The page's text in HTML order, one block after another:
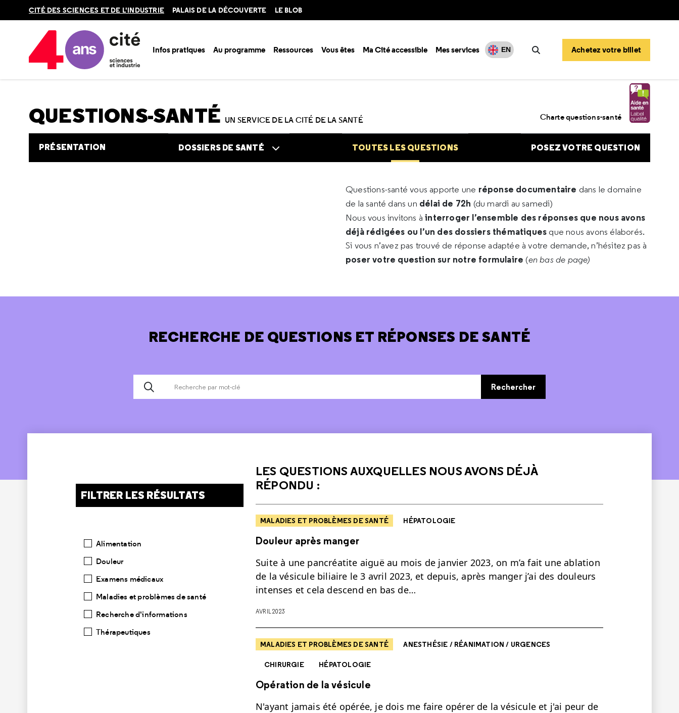
en
CITÉ DES SCIENCES ET DE L'INDUSTRIE PALAIS DE LA DÉCOUVERTE LE BLOB
Infos pratiques Au programme Ressources Vous êtes Ma Cité accessible Mes services EN
Rechercher
Achetez votre billet
Accueil Au programme
QUESTIONS-SANTÉ UN SERVICE DE LA CITÉ DE LA SANTÉ Charte questions-santé
PRÉSENTATION DOSSIERS DE SANTÉ TOUTES LES QUESTIONS POSEZ VOTRE QUESTION
Questions-santé vous apporte une réponse documentaire dans le domaine
de la santé dans un délai de 72h (du mardi au samedi)
Nous vous invitons àinterroger l’ensemble des réponses que nous avons
déjà rédigées ou l’un des dossiers thématiques que nous avons élaborés.
Si vous n’avez pas trouvé de réponse adaptée à votre demande, n’hésitez pas à
poser votre question sur notre formulaire (en bas de page)
RECHERCHE DE QUESTIONS ET RÉPONSES DE SANTÉ
Rechercher
FILTRER LES RÉSULTATS
Alimentation
Douleur
Examens médicaux
Maladies et problèmes de santé
Recherche d'informations
Thérapeutiques
LES QUESTIONS AUXQUELLES NOUS AVONS DÉJÀ
RÉPONDU :
MALADIES ET PROBLÈMES DE SANTÉ HÉPATOLOGIE
Douleur après manger
Suite à une pancréatite aiguë au mois de janvier 2023, on m’a fait une ablation
de la vésicule biliaire le 3 avril 2023, et depuis, après manger j’ai des douleurs
intenses et cela descend en bas de…
AVRIL 2023
MALADIES ET PROBLÈMES DE SANTÉ ANESTHÉSIE / RÉANIMATION / URGENCES
CHIRURGIE HÉPATOLOGIE
Opération de la vésicule
N'ayant jamais été opérée, je dois me faire opérer de la vésicule et j'ai peur de